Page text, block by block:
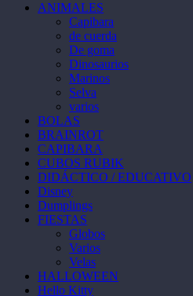
producto
ANIMALES
Capibara
de cuerda
De goma
Dinosaurios
Marinos
Selva
varios
BOLAS
BRAINROT
CAPIBARA
CUBOS RUBIK
DIDÁCTICO / EDUCATIVO
Disney
Dumplings
FIESTAS
Globos
Varios
Velas
HALLOWEEN
Hello Kitty